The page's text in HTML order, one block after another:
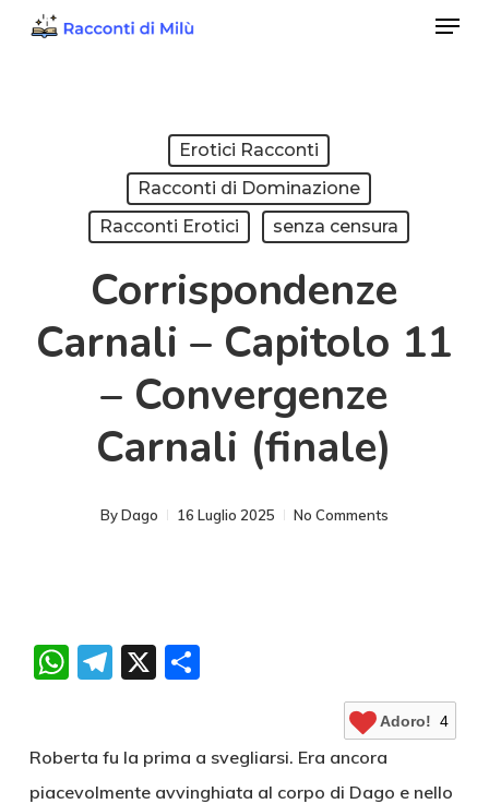
Menu
Erotici Racconti
Racconti di Dominazione
Racconti Erotici
senza censura
Corrispondenze
Carnali – Capitolo 11
– Convergenze
Carnali (finale)
ByDago 16 Luglio 2025 No Comments
WhatsApp
Telegram
X Condividi
Adoro! 4
Roberta fu la prima a svegliarsi. Era ancora
piacevolmente avvinghiata al corpo di Dago e nello